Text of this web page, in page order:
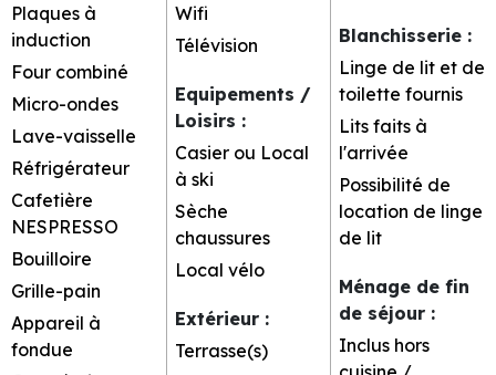
Plaques à
induction
Four combiné
Micro-ondes
Lave-vaisselle
Réfrigérateur
Cafetière
NESPRESSO
Bouilloire
Grille-pain
Appareil à
fondue
Wifi
Télévision
Equipements /
Loisirs :
Casier ou Local
à ski
Sèche
chaussures
Local vélo
Extérieur :
Terrasse(s)
Blanchisserie :
Linge de lit et de
toilette fournis
Lits faits à
l'arrivée
Possibilité de
location de linge
de lit
Ménage de fin
de séjour :
Inclus hors